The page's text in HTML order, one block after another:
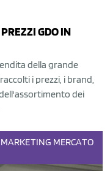
GDO IN
della grande
i prezzi, i brand,
dei
MARKETING MERCATO